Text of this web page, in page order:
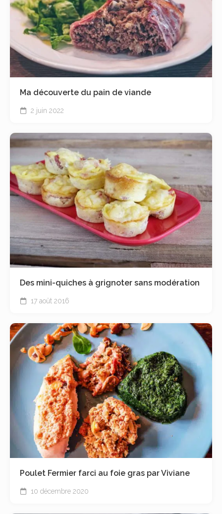
Ma découverte du pain de viande
2 juin 2022
Des mini-quiches à grignoter sans modération
17 août 2016
Poulet Fermier farci au foie gras par Viviane
10 décembre 2020